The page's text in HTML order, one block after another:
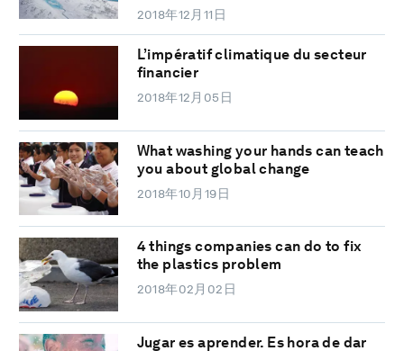
2018年12月11日
L’impératif climatique du secteur
financier
2018年12月05日
What washing your hands can teach
you about global change
2018年10月19日
4 things companies can do to fix
the plastics problem
2018年02月02日
Jugar es aprender. Es hora de dar